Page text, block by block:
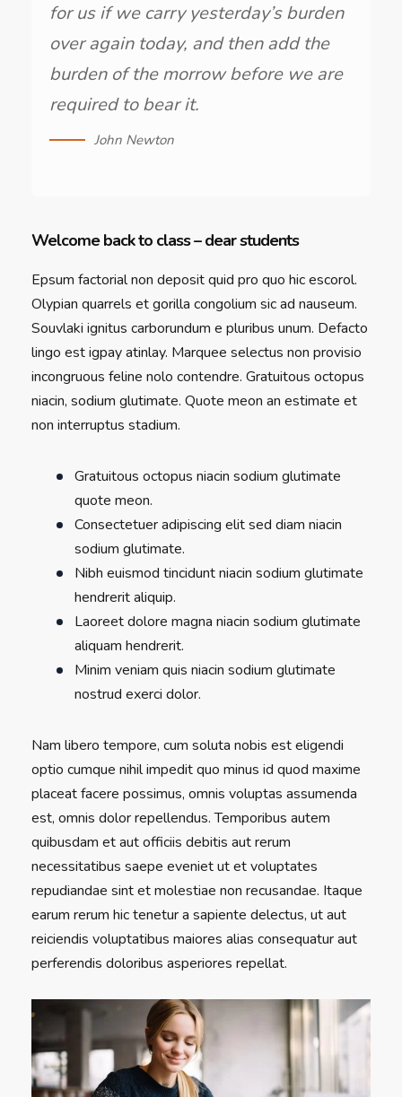
for us if we carry yesterday’s burden
over again today, and then add the
burden of the morrow before we are
required to bear it.
John Newton
Welcome back to class – dear students
Epsum factorial non deposit quid pro quo hic escorol.
Olypian quarrels et gorilla congolium sic ad nauseum.
Souvlaki ignitus carborundum e pluribus unum. Defacto
lingo est igpay atinlay. Marquee selectus non provisio
incongruous feline nolo contendre. Gratuitous octopus
niacin, sodium glutimate. Quote meon an estimate et
non interruptus stadium.
Gratuitous octopus niacin sodium glutimate
quote meon.
Consectetuer adipiscing elit sed diam niacin
sodium glutimate.
Nibh euismod tincidunt niacin sodium glutimate
hendrerit aliquip.
Laoreet dolore magna niacin sodium glutimate
aliquam hendrerit.
Minim veniam quis niacin sodium glutimate
nostrud exerci dolor.
Nam libero tempore, cum soluta nobis est eligendi
optio cumque nihil impedit quo minus id quod maxime
placeat facere possimus, omnis voluptas assumenda
est, omnis dolor repellendus. Temporibus autem
quibusdam et aut officiis debitis aut rerum
necessitatibus saepe eveniet ut et voluptates
repudiandae sint et molestiae non recusandae. Itaque
earum rerum hic tenetur a sapiente delectus, ut aut
reiciendis voluptatibus maiores alias consequatur aut
perferendis doloribus asperiores repellat.